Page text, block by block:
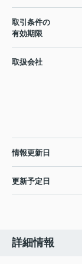
取引条件の
有効期限
取扱会社
情報更新日
更新予定日
詳細情報